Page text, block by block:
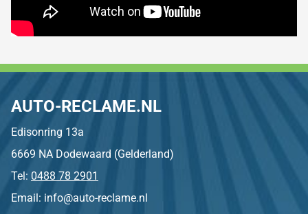
AUTO-RECLAME.NL
Edisonring 13a
6669 NA Dodewaard (Gelderland)
Tel: 0488 78 2901
Email: info@auto-reclame.nl